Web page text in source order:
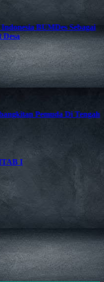
BUMDes Sebagai
Desa
Pemuda Di Tengah
I